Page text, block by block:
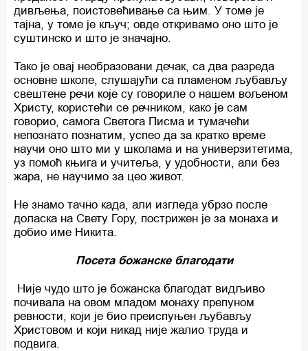
дивљења, поистовећивање са њим. У томе је
тајна, у томе је кључ; овде откривамо оно што је
суштинско и што је значајно.
Тако је овај необразовани дечак, са два разреда
основне школе, слушајући са пламеном љубављу
свештене речи које су говориле о нашем вољеном
Христу, користећи се речником, како је сам
говорио, самога Светога Писма и тумачећи
непознато познатим, успео да за кратко време
научи оно што ми у школама и на универзитетима,
уз помоћ књига и учитеља, у удобности, али без
жара, не научимо за цео живот.
Не знамо тачно када, али изгледа убрзо после
доласка на Свету Гору, пострижен је за монаха и
добио име Никита.
Посета божанске благодати
Није чудо што је божанска благодат видљиво
почивала на овом младом монаху препуном
ревности, који је био преиспуњен љубављу
Христовом и који никад није жалио труда и
подвига.